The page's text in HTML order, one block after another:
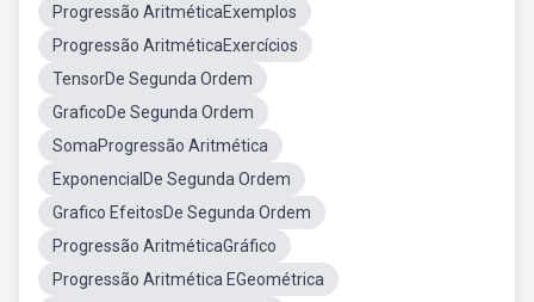
Progressão AritméticaExemplos
Progressão AritméticaExercícios
TensorDe Segunda Ordem
GraficoDe Segunda Ordem
SomaProgressão Aritmética
ExponencialDe Segunda Ordem
Grafico EfeitosDe Segunda Ordem
Progressão AritméticaGráfico
Progressão Aritmética EGeométrica